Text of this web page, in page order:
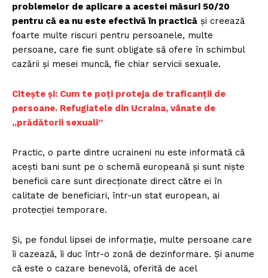
problemelor de aplicare a acestei măsuri 50/20
pentru că ea nu este efectivă în practică şi creează
foarte multe riscuri pentru persoanele, multe
persoane, care fie sunt obligate să ofere în schimbul
cazării şi mesei muncă, fie chiar servicii sexuale.
Citește și: Cum te poți proteja de traficanții de
persoane. Refugiatele din Ucraina, vânate de
„prădătorii sexuali”
Practic, o parte dintre ucraineni nu este informată că
aceşti bani sunt pe o schemă europeană şi sunt nişte
beneficii care sunt direcţionate direct către ei în
calitate de beneficiari, într-un stat european, ai
protecţiei temporare.
Şi, pe fondul lipsei de informaţie, multe persoane care
îi cazează, îi duc într-o zonă de dezinformare. Şi anume
că este o cazare benevolă, oferită de acel